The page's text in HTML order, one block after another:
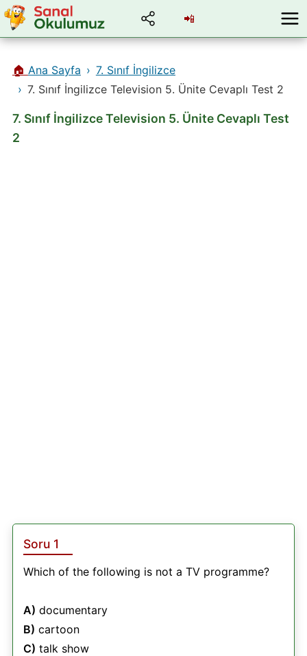
📲
🏠 Ana Sayfa
7. Sınıf İngilizce
7. Sınıf İngilizce Television 5. Ünite Cevaplı Test 2
7. Sınıf İngilizce Television 5. Ünite Cevaplı Test
2
Soru 1
Which of the following is not a TV programme?
A) documentary
B) cartoon
C) talk show